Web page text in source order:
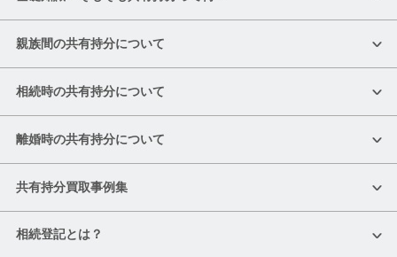
親族間の共有持分について
相続時の共有持分について
離婚時の共有持分について
共有持分買取事例集
相続登記とは？